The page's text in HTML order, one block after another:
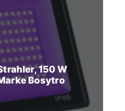
150 W
Bosytro